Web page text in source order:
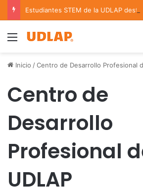
Menu
Inicio /Centro de Desarrollo Profesional
Centro de
Desarrollo
Profesional
UDLAP